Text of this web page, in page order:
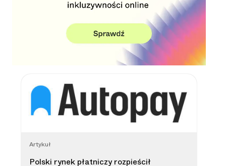
Artykuł
Polski rynek płatniczy rozpieścił